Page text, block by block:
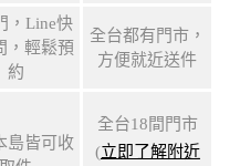
，Line快
，輕鬆預
約
全台都有門市，
方便就近送件
島皆可收
全台18間門市
(立即了解附近